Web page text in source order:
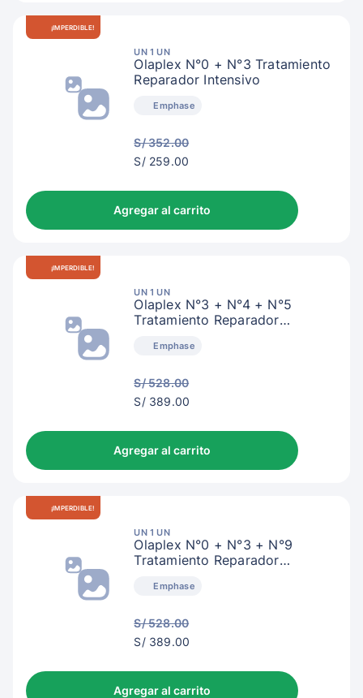
¡IMPERDIBLE!
UN 1 UN
Olaplex N°0 + N°3 Tratamiento
Reparador Intensivo
Emphase
S/ 352.00
S/
S/ 259.00
Agregar al carrito
¡IMPERDIBLE!
UN 1 UN
Olaplex N°3 + N°4 + N°5
Tratamiento Reparador
Emphase
S/ 528.00
S/
S/ 389.00
Agregar al carrito
¡IMPERDIBLE!
UN 1 UN
Olaplex N°0 + N°3 + N°9
Tratamiento Reparador
Emphase
S/ 528.00
S/
S/ 389.00
Agregar al carrito